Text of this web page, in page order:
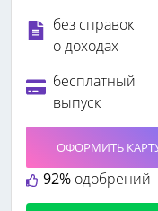
без справок
о доходах
бесплатный
выпуск
92% одобрений
ОФОРМИТЬ